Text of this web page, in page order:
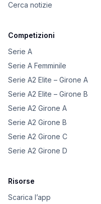
Cerca notizie
Competizioni
Serie A
Serie A Femminile
Serie A2 Elite – Girone A
Serie A2 Elite – Girone B
Serie A2 Girone A
Serie A2 Girone B
Serie A2 Girone C
Serie A2 Girone D
Risorse
Scarica l’app